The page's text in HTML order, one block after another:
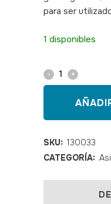
para ser
1 disponibles
Taburete
baño
SAMBA
quantity
SKU: 130033
CATEGORÍA: